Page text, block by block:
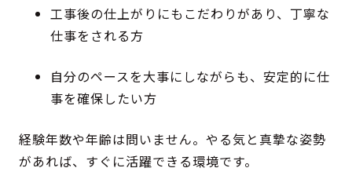
工事後の仕上がりにもこだわりがあり、丁寧な
仕事をされる方
自分のペースを大事にしながらも、安定的に仕
事を確保したい方
経験年数や年齢は問いません。やる気と真摯な姿勢
があれば、すぐに活躍できる環境です。